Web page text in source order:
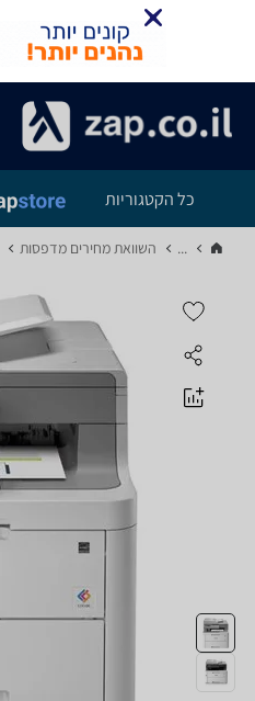
כל הקטגוריות
... השוואת מחירים מדפסות‏